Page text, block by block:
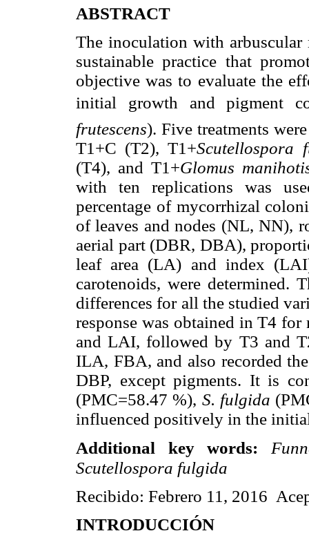
ABSTRACT
The inoculation with
sustainable practice that
objective was to evaluate the
initial growth and pigment
frutescens).Five treatments
T1+C (T2), T1+Scutellospora
(T4), and T1+Glomus
with ten replications was
percentage of mycorrhizal
of leaves and nodes (NL, NN),
aerial part (DBR, DBA),
leaf area (LA) and index
carotenoids, were determined.
differences for all the studied
response was obtained in T4
and LAI, followed by T3 and
ILA, FBA, and also recorded
DBP, except pigments. It is
(PMC=58.47 %), S. fulgida
influenced positively in the
Additional key words:
Scutellospora fulgida
Recibido: Febrero 11, 2016
INTRODUCCIÓN